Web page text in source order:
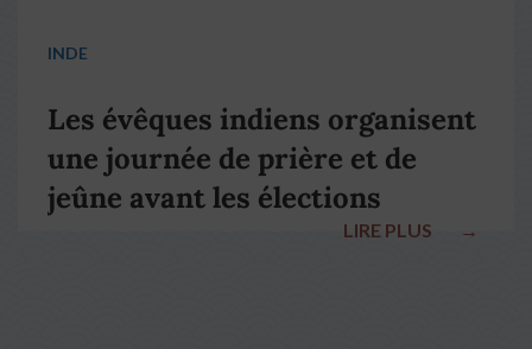
INDE
Les évêques indiens organisent
une journée de prière et de
jeûne avant les élections
LIRE PLUS →